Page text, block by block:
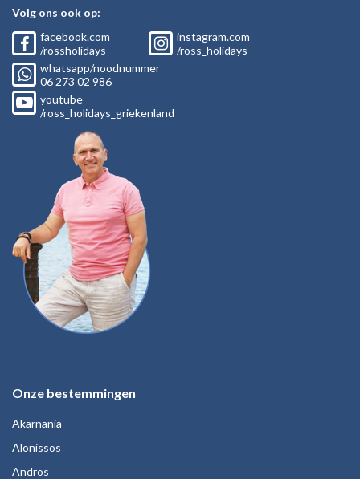
Volg ons ook op:
facebook.com
/rossholidays
instagram.com
/ross_holidays
whatsapp/noodnummer
06 273 02 986
youtube
/ross_holidays_griekenland
Onze bestemmingen
Akarnania
Alonissos
Andros